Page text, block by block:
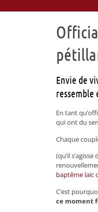
Envie de
ressemble
En tant
qui ont du
Chaque
(qu’il s’agisse
baptême laïc
C’est
ce moment